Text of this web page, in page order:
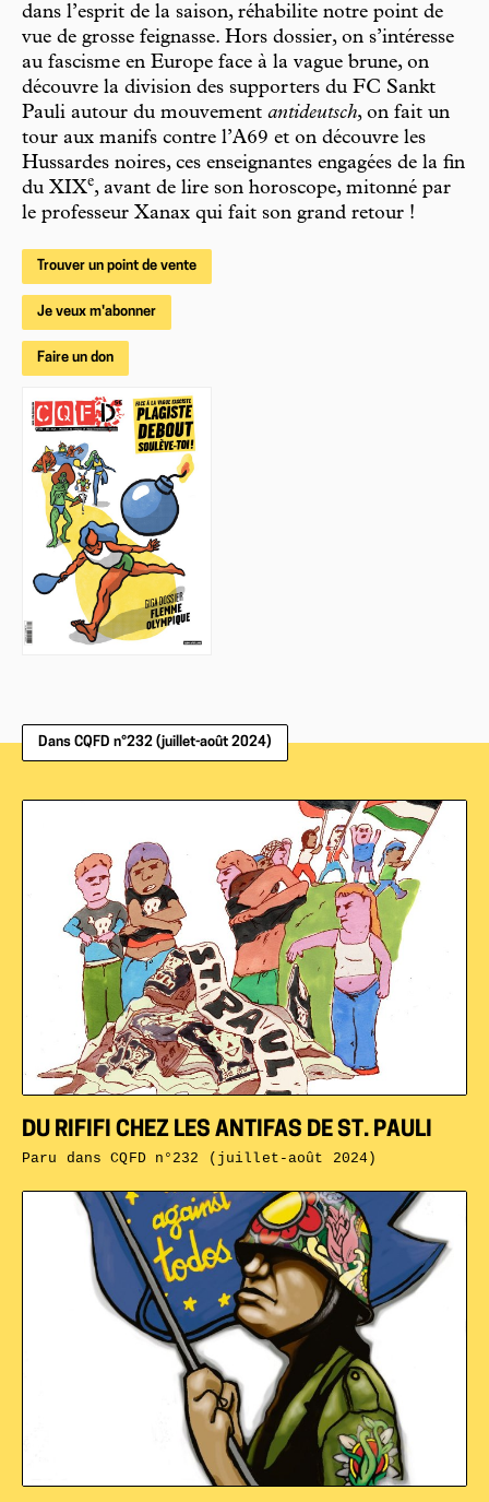
dans l’esprit de la saison, réhabilite notre point de
vue de grosse feignasse. Hors dossier, on s’intéresse
au fascisme en Europe face à la vague brune, on
découvre la division des supporters du FC Sankt
Pauli autour du mouvement antideutsch, on fait un
tour aux manifs contre l’A69 et on découvre les
Hussardes noires, ces enseignantes engagées de la fin
du XIXe, avant de lire son horoscope, mitonné par
le professeur Xanax qui fait son grand retour !
Trouver un point de vente
Je veux m'abonner
Faire un don
Dans CQFD n°232 (juillet-août 2024)
DU RIFIFI CHEZ LES ANTIFAS DE ST. PAULI
Paru dansCQFD n°232 (juillet-août 2024)